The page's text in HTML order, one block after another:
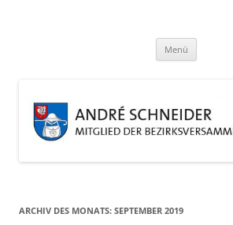
Menü
ARCHIV DES MONATS: SEPTEMBER 2019